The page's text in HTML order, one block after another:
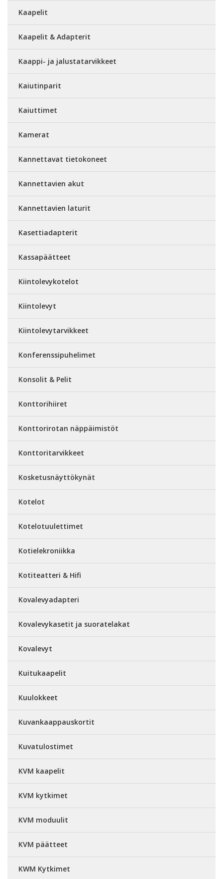
Kaapelit
Kaapelit & Adapterit
Kaappi- ja jalustatarvikkeet
Kaiutinparit
Kaiuttimet
Kamerat
Kannettavat tietokoneet
Kannettavien akut
Kannettavien laturit
Kasettiadapterit
Kassapäätteet
Kiintolevykotelot
Kiintolevyt
Kiintolevytarvikkeet
Konferenssipuhelimet
Konsolit & Pelit
Konttorihiiret
Konttorirotan näppäimistöt
Konttoritarvikkeet
Kosketusnäyttökynät
Kotelot
Kotelotuulettimet
Kotielekroniikka
Kotiteatteri & Hifi
Kovalevyadapteri
Kovalevykasetit ja suoratelakat
Kovalevyt
Kuitukaapelit
Kuulokkeet
Kuvankaappauskortit
Kuvatulostimet
KVM kaapelit
KVM kytkimet
KVM moduulit
KVM päätteet
KWM Kytkimet